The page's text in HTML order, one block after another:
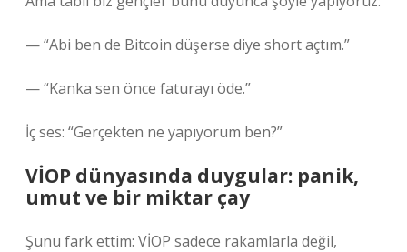
— “Abi ben de Bitcoin düşerse diye short açtım.”
— “Kanka sen önce faturayı öde.”
İç ses: “Gerçekten ne yapıyorum ben?”
VİOP dünyasında duygular: panik,
umut ve bir miktar çay
Şunu fark ettim: VİOP sadece rakamlarla değil,